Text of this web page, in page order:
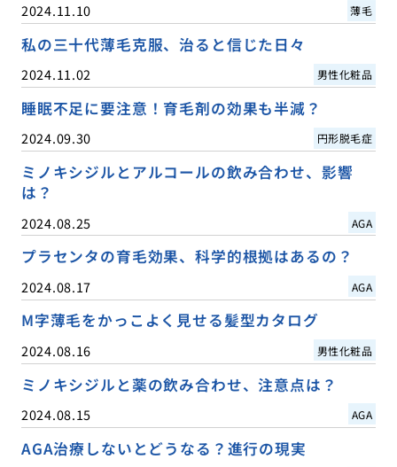
2024.11.10 薄毛
私の三十代薄毛克服、治ると信じた日々
2024.11.02 男性化粧品
睡眠不足に要注意！育毛剤の効果も半減？
2024.09.30 円形脱毛症
ミノキシジルとアルコールの飲み合わせ、影響
は？
2024.08.25 AGA
プラセンタの育毛効果、科学的根拠はあるの？
2024.08.17 AGA
M字薄毛をかっこよく見せる髪型カタログ
2024.08.16 男性化粧品
ミノキシジルと薬の飲み合わせ、注意点は？
2024.08.15 AGA
AGA治療しないとどうなる？進行の現実